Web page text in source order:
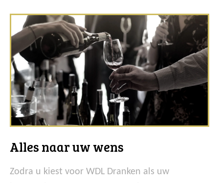
Alles naar uw wens
Zodra u kiest voor WDL Dranken als uw